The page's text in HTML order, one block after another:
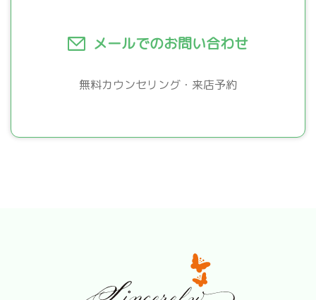
メールでのお問い合わせ
無料カウンセリング・来店予約